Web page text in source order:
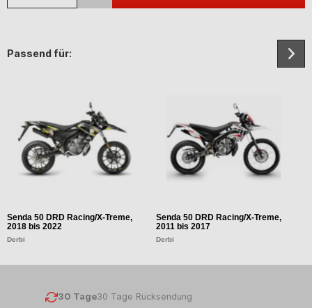
Passend für:
Senda 50 DRD Racing/X-Treme,
2018 bis 2022
Derbi
Senda 50 DRD Racing/X-Treme,
2011 bis 2017
Derbi
30 Tage30 Tage Rücksendung